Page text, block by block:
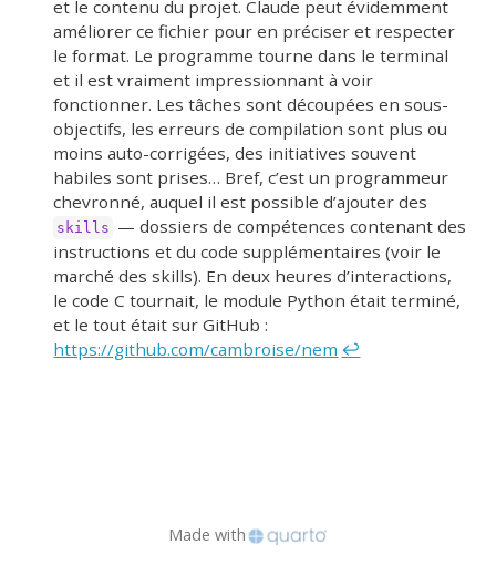
et le contenu du projet. Claude peut évidemment
améliorer ce fichier pour en préciser et respecter
le format. Le programme tourne dans le terminal
et il est vraiment impressionnant à voir
fonctionner. Les tâches sont découpées en sous-
objectifs, les erreurs de compilation sont plus ou
moins auto-corrigées, des initiatives souvent
habiles sont prises… Bref, c’est un programmeur
chevronné, auquel il est possible d’ajouter des
skills — dossiers de compétences contenant des
instructions et du code supplémentaires (voir le
marché des skills). En deux heures d’interactions,
le code C tournait, le module Python était terminé,
et le tout était sur GitHub :
https://github.com/cambroise/nem ↩︎
Made with